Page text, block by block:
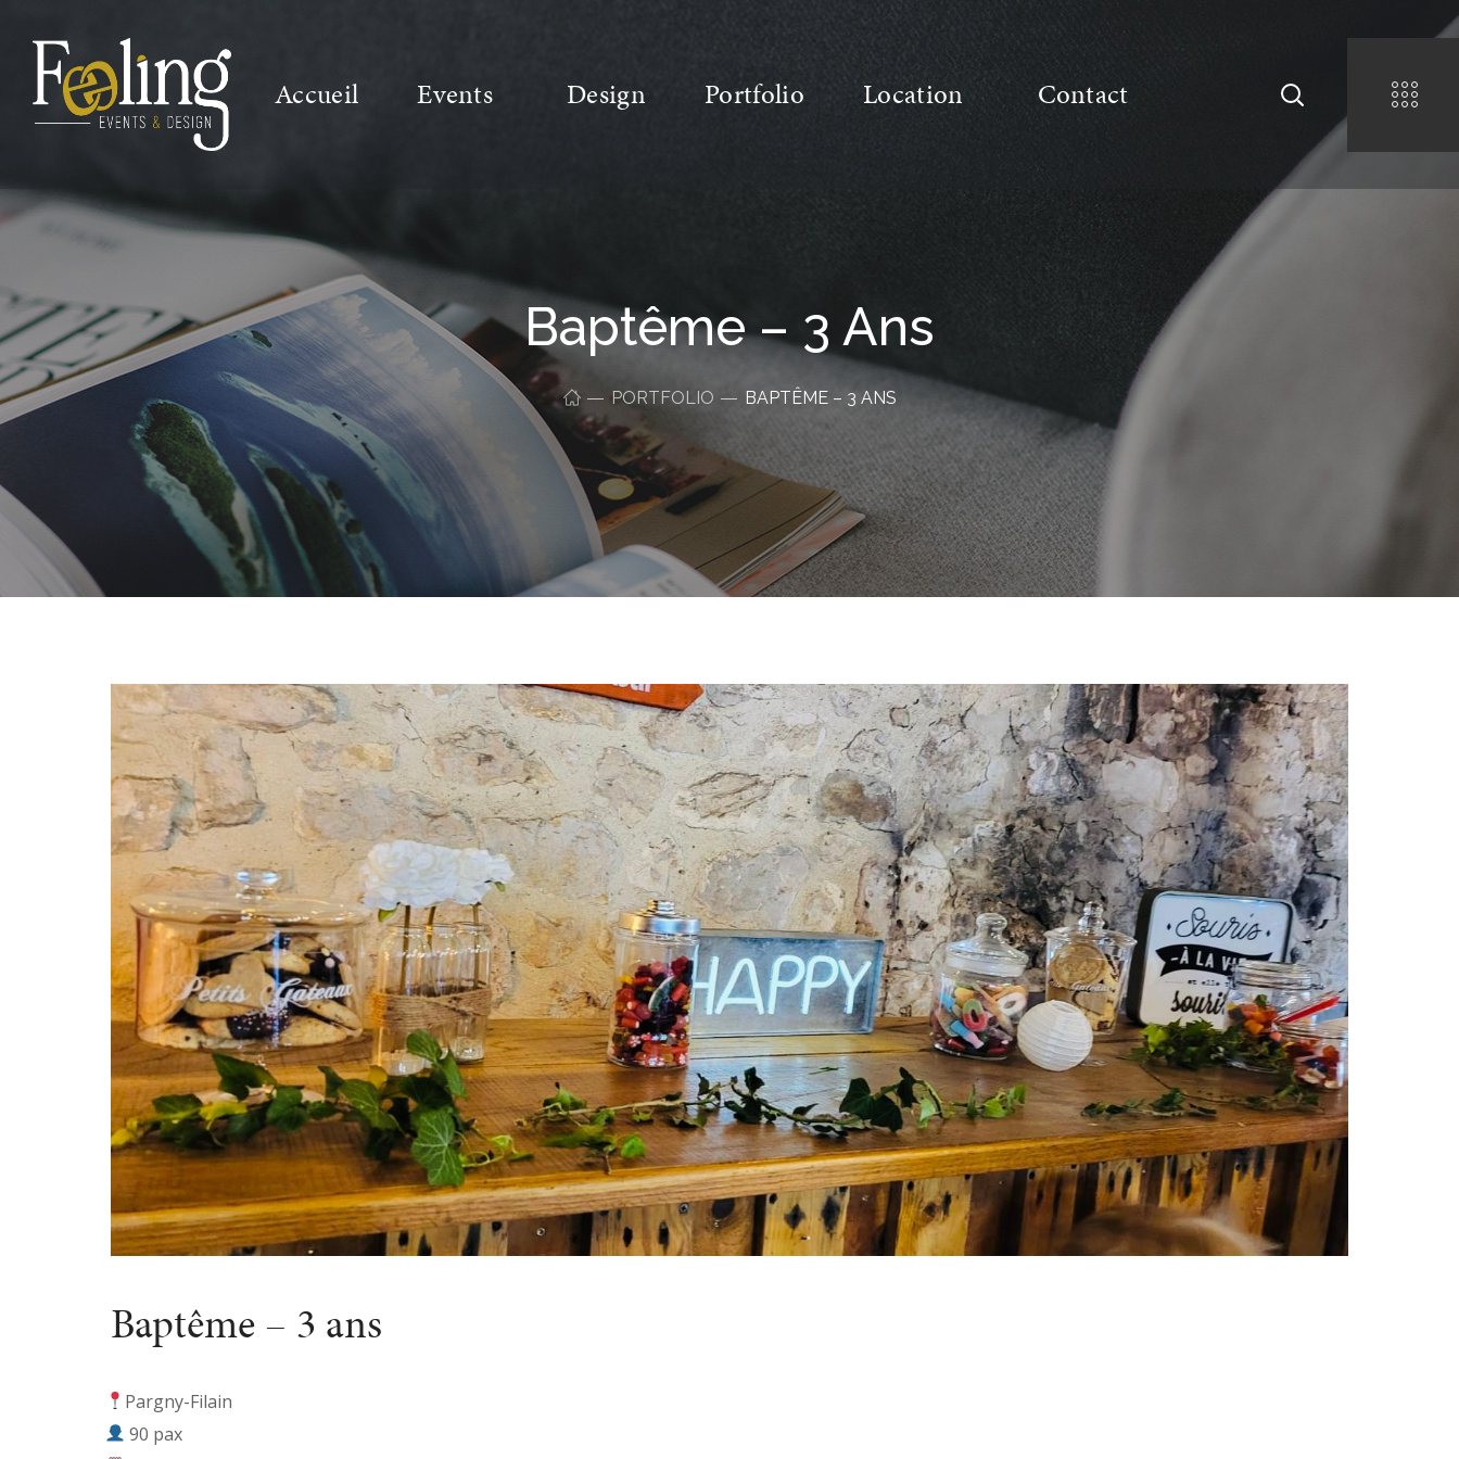
Accueil Events Design Portfolio Location Contact
Baptême – 3 Ans
PORTFOLIO BAPTÊME – 3 ANS
Baptême – 3 ans
Pargny-Filain
90 pax